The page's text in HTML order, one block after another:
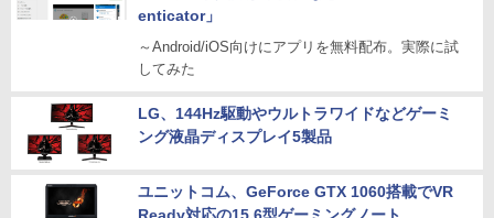
enticator」
～Android/iOS向けにアプリを無料配布。実際に試
してみた
LG、144Hz駆動やウルトラワイドなどゲーミ
ング液晶ディスプレイ5製品
ユニットコム、GeForce GTX 1060搭載でVR